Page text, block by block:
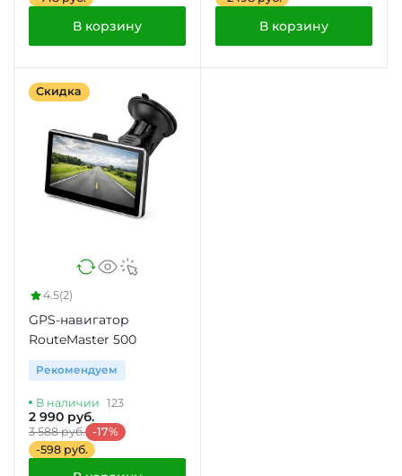
В корзину В корзину
Скидка
4.5(2)
GPS-навигатор
RouteMaster 500
Рекомендуем
В наличии 123
2 990 руб.
3 588 руб. -17%
-598 руб.